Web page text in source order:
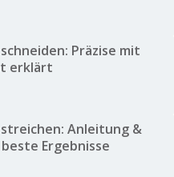
Präzise mit
erklärt
Anleitung &
Ergebnisse